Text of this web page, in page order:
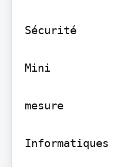
Sécurité
Mini
mesure
Informatiques